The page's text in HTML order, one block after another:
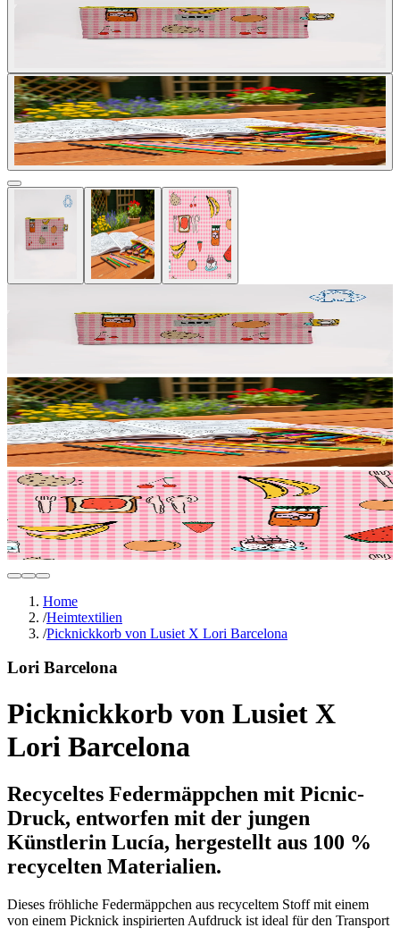
Home
/Heimtextilien
/Picknickkorb von Lusiet X Lori Barcelona
Lori Barcelona
Picknickkorb von Lusiet X
Lori Barcelona
Recyceltes Federmäppchen mit Picnic-
Druck, entworfen mit der jungen
Künstlerin Lucía, hergestellt aus 100 %
recycelten Materialien.
Dieses fröhliche Federmäppchen aus recyceltem Stoff mit einem
von einem Picknick inspirierten Aufdruck ist ideal für den Transport